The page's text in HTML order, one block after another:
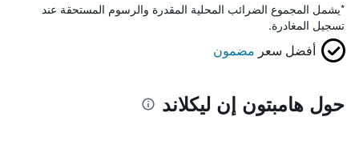
*يشمل المجموع الضرائب المحلية المقدرة والرسوم المستحقة عند
تسجيل المغادرة.
أفضل سعر مضمون
حول هامبتون إن ليكلاند